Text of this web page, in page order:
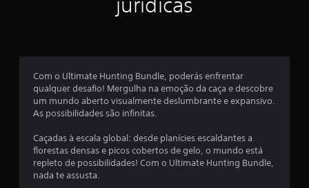
i
c
a
ç
õ
d
o
s
e
m
a
n
t
e
jurídicas
Com o Ultimate Hunting Bundle, poderás enfrentar
qualquer desafio! Mergulha na emoção da caça e descobre
um mundo aberto visualmente deslumbrante e expansivo.
As possibilidades são infinitas.
Caçadas à escala global: desde planícies escaldantes a
florestas densas e picos cobertos de gelo, o mundo está
repleto de possibilidades! Com o Ultimate Hunting Bundle,
nada te assusta.